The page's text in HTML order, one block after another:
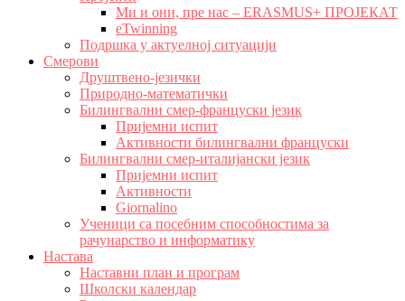
Ми и они, пре нас – ERASMUS+ ПРОЈЕКАТ
eTwinning
Подршка у актуелној ситуацији
Смерови
Друштвено-језички
Природно-математички
Билингвални смер-француски језик
Пријемни испит
Активности билингвални француски
Билингвални смер-италијански језик
Пријемни испит
Активности
Giornalino
Ученици са посебним способностима за
рачунарство и информатику
Настава
Наставни план и програм
Школски календар